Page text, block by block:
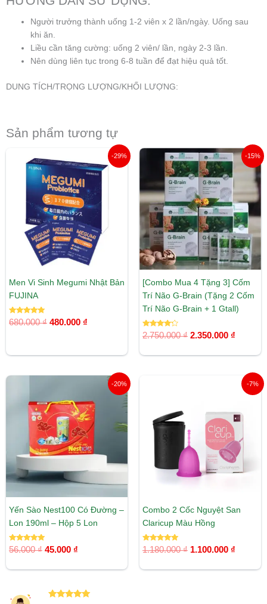
Người trưởng thành uống 1-2 viên x 2 lần/ngày. Uống sau
khi ăn.
Liều cần tăng cường: uống 2 viên/ lần, ngày 2-3 lần.
Nên dùng liên tục trong 6-8 tuần để đạt hiệu quả tốt.
DUNG TÍCH/TRỌNG LƯỢNG/KHỐI LƯỢNG:
Sản phẩm tương tự
-29%
Men Vi Sinh Megumi Nhật Bản
FUJINA
Được xếp
hạng
680.000₫
gốc
là:
680.000 ₫.
480.000 ₫
hiện
tại
480.000 ₫.
-15%
[Combo Mua 4 Tặng 3] Cốm
Trí Não G-Brain (Tặng 2 Cốm
Trí Não G-Brain + 1 Gtall)
Được xếp
hạng
2.750.000₫
Giá
gốc
là:
2.750.000 ₫.
2.350.000 ₫
Giá
hiện
tại
-20%
Yến Sào Nest100 Có Đường –
Lon 190ml – Hộp 5 Lon
Được xếp
hạng
56.000₫
là:
56.000 ₫.
45.000 ₫
tại
là:
45.000 ₫.
-7%
Combo 2 Cốc Nguyệt San
Claricup Màu Hồng
Được xếp
hạng
1.180.000₫
1.180.000 ₫.
1.100.000 ₫
Giá
hiện
là: